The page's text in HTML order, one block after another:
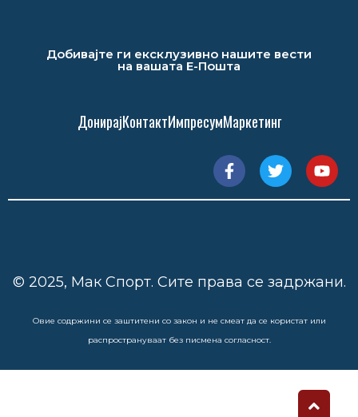
Добивајте ги ексклузивно нашите вести
на вашата Е-Пошта
ДонирајКонтактИмпресумМаркетинг
© 2025, Мак Спорт. Сите права се задржани.
Овие содржини се заштитени со закон и не смеат да се користат или
распространуваат без писмена согласност.